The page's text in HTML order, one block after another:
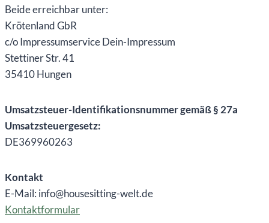
Beide erreichbar unter:
Krötenland GbR
c/o Impressumservice Dein-Impressum
Stettiner Str. 41
35410 Hungen
Umsatzsteuer-Identifikationsnummer gemäß § 27a
Umsatzsteuergesetz:
DE369960263
Kontakt
E-Mail: info@housesitting-welt.de
Kontaktformular